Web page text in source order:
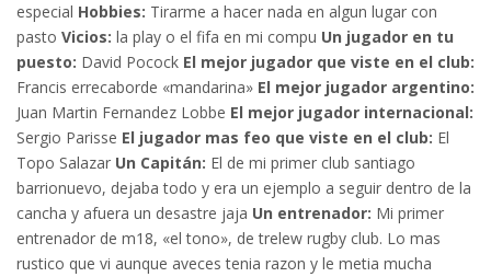
especial Hobbies: Tirarme a hacer nada en algun lugar con
pasto Vicios: la play o el fifa en mi compu Un jugador en tu
puesto: David Pocock El mejor jugador que viste en el club:
Francis errecaborde «mandarina» El mejor jugador argentino:
Juan Martin Fernandez Lobbe El mejor jugador internacional:
Sergio Parisse El jugador mas feo que viste en el club: El
Topo Salazar Un Capitán: El de mi primer club santiago
barrionuevo, dejaba todo y era un ejemplo a seguir dentro de la
cancha y afuera un desastre jaja Un entrenador: Mi primer
entrenador de m18, «el tono», de trelew rugby club. Lo mas
rustico que vi aunque aveces tenia razon y le metia mucha